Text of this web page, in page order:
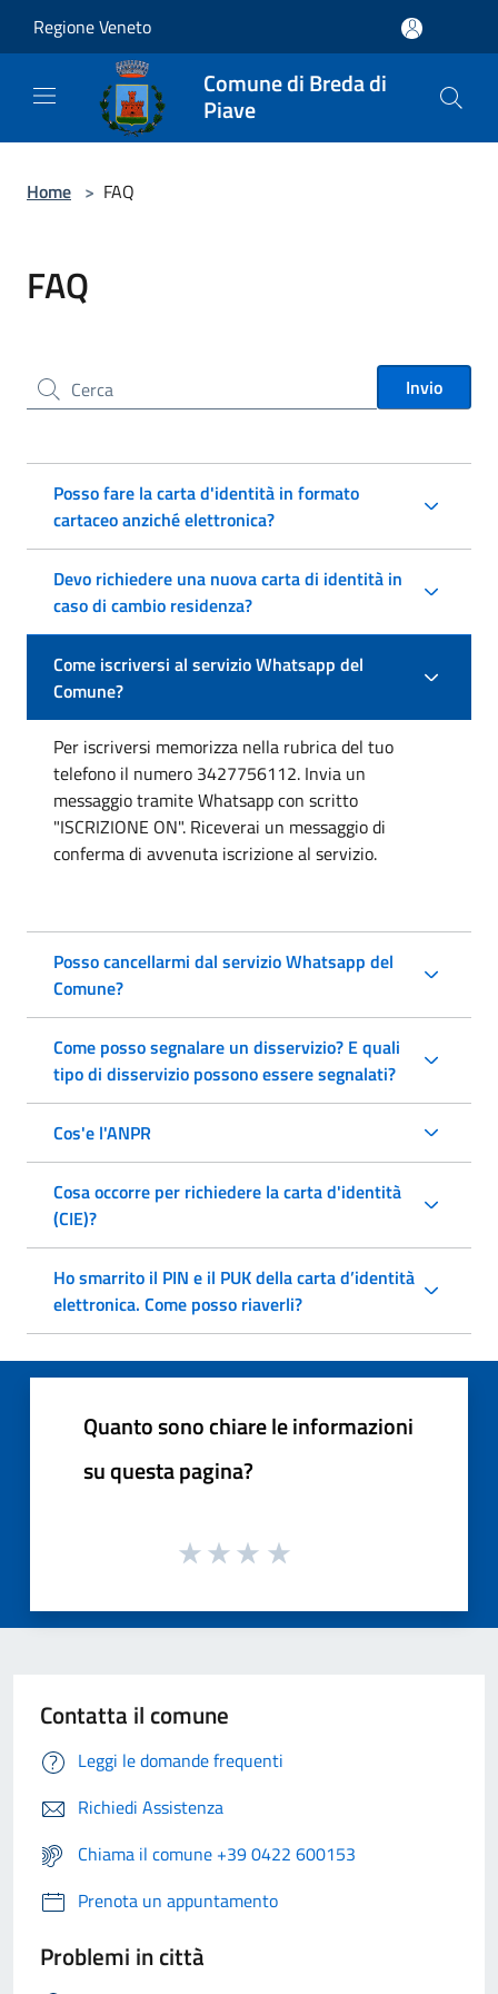
Regione Veneto
Comune di Breda di
Piave
Home > FAQ
FAQ
Cerca nel sito Invio
Posso fare la carta d'identità in formato
cartaceo anziché elettronica?
Devo richiedere una nuova carta di identità in
caso di cambio residenza?
Come iscriversi al servizio Whatsapp del
Comune?
Per iscriversi memorizza nella rubrica del tuo
telefono il numero 3427756112. Invia un
messaggio tramite Whatsapp con scritto
"ISCRIZIONE ON". Riceverai un messaggio di
conferma di avvenuta iscrizione al servizio.
Posso cancellarmi dal servizio Whatsapp del
Comune?
Come posso segnalare un disservizio? E quali
tipo di disservizio possono essere segnalati?
Cos'e l'ANPR
Cosa occorre per richiedere la carta d'identità
(CIE)?
Ho smarrito il PIN e il PUK della carta d’identità
elettronica. Come posso riaverli?
Quanto sono chiare le informazioni
su questa pagina?
Contatta il comune
Leggi le domande frequenti
Richiedi Assistenza
Chiama il comune +39 0422 600153
Prenota un appuntamento
Problemi in città